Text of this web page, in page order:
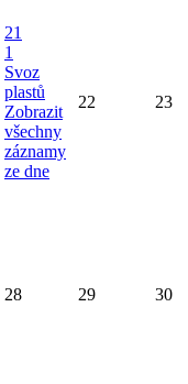
21
1
Svoz
plastů
Zobrazit
všechny
záznamy
ze dne
22 23
28 29 30